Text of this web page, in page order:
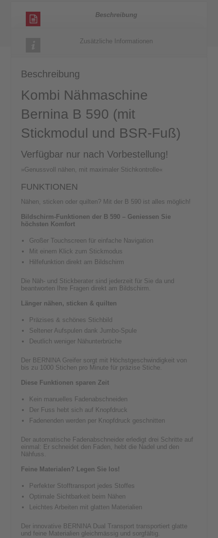
Menge
Beschreibung
Zusätzliche Informationen
Beschreibung
Kombi Nähmaschine
Bernina B 590 (mit
Stickmodul und BSR-Fuß)
Verfügbar nur nach Vorbestellung!
»Genussvoll nähen, mit maximaler Stichkontrolle«
FUNKTIONEN
Nähen, sticken oder quilten? Mit der B 590 ist alles möglich!
Bildschirm-Funktionen der B 590 – Geniessen Sie
höchsten Komfort
Großer Touchscreen für einfache Navigation
Mit einem Klick zum Stickmodus
Hilfefunktion direkt am Bildschirm
Die Näh- und Stickberater sind jederzeit für Sie da und
beantworten Ihre Fragen direkt am Bildschirm.
Länger nähen, sticken & quilten
Präzises & schönes Stichbild
Seltener Aufspulen dank Jumbo-Spule
Deutlich weniger Nähunterbrüche
Der BERNINA Greifer sorgt mit Höchstgeschwindigkeit von
bis zu 1000 Stichen pro Minute für präzise Stiche.
Diese Funktionen sparen Zeit
Kein manuelles Fadenabschneiden
Der Fuss hebt sich auf Knopfdruck
Fadenenden werden per Knopfdruck geschnitten
Der automatische Fadenabschneider erledigt drei Schritte auf
einmal: Er schneidet den Faden, hebt die Nadel und den
Nähfuss.
Feine Materialen? Legen Sie los!
Perfekter Stofftransport jedes Stoffes
Optimale Sichtbarkeit beim Nähen
Leichtes Arbeiten mit glatten Materialien
Der innovative BERNINA Dual Transport transportiert glatte
und feine Materialien gleichmässig und sorgfältig.